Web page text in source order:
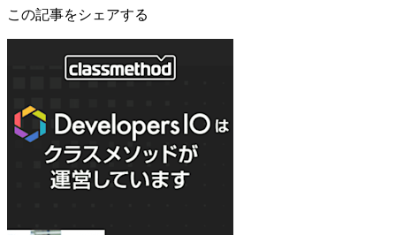
この記事をシェアする